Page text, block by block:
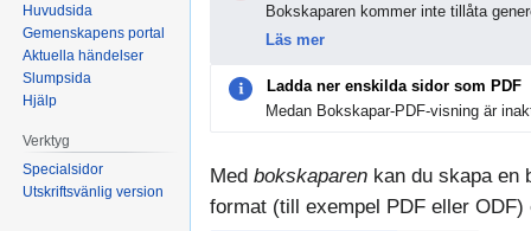
navigering
Bokskaparen kommer inte tillåta
Läs mer
Ladda ner enskilda sidor som PDF
Medan Bokskapar-PDF-visning är
Med bokskaparen kan du skapa en
format (till exempel PDF eller
Huvudsida
Gemenskapens portal
Aktuella händelser
Slumpsida
Hjälp
Verktyg
Specialsidor
Utskriftsvänlig version